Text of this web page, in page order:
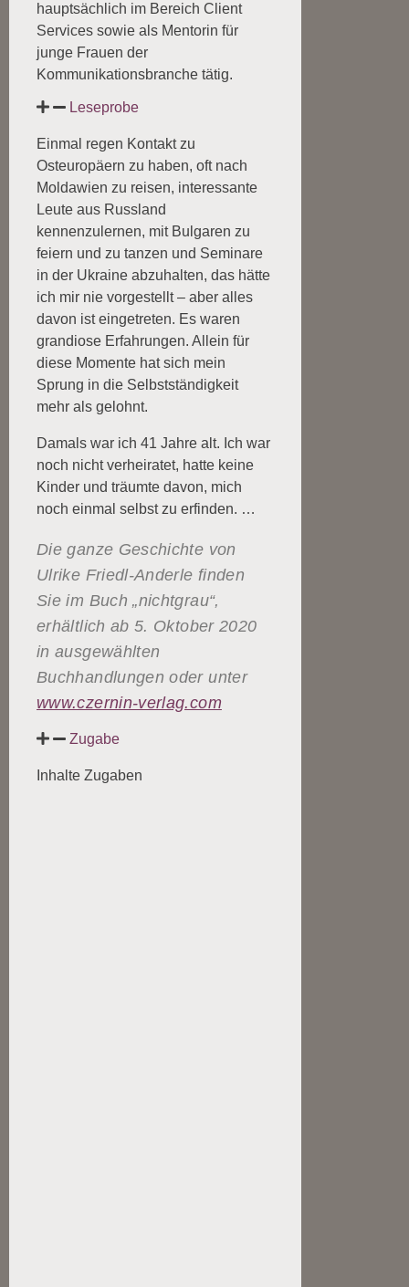
hauptsächlich im Bereich Client
Services sowie als Mentorin für
junge Frauen der
Kommunikationsbranche tätig.
Leseprobe
Einmal regen Kontakt zu
Osteuropäern zu haben, oft nach
Moldawien zu reisen, interessante
Leute aus Russland
kennenzulernen, mit Bulgaren zu
feiern und zu tanzen und Seminare
in der Ukraine abzuhalten, das hätte
ich mir nie vorgestellt – aber alles
davon ist eingetreten. Es waren
grandiose Erfahrungen. Allein für
diese Momente hat sich mein
Sprung in die Selbstständigkeit
mehr als gelohnt.
Damals war ich 41 Jahre alt. Ich war
noch nicht verheiratet, hatte keine
Kinder und träumte davon, mich
noch einmal selbst zu erfinden. …
Die ganze Geschichte von
Ulrike Friedl-Anderle finden
Sie im Buch „nichtgrau“,
erhältlich ab 5. Oktober 2020
in ausgewählten
Buchhandlungen oder unter
www.czernin-verlag.com
Zugabe
Inhalte Zugaben